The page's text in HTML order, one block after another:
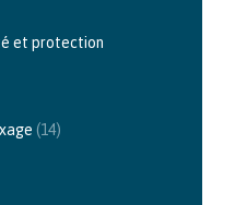
et protection
(14)